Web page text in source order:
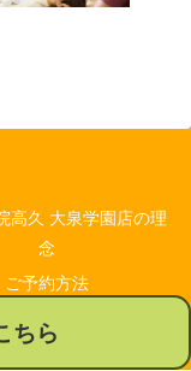
高久 大泉学園店の理
念
ご予約方法
ちら